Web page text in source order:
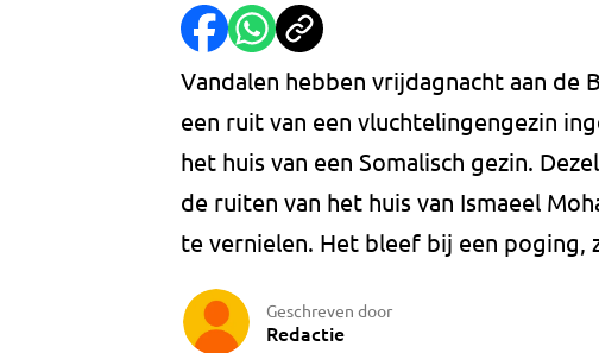
Vandalen hebben vrijdagnacht aan de
een ruit van een vluchtelingengezin
het huis van een Somalisch gezin.
de ruiten van het huis van Ismaeel
te vernielen. Het bleef bij een poging,
Geschreven door
Redactie